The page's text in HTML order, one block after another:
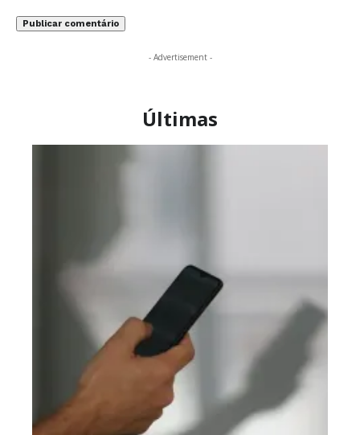
- Advertisement -
Últimas